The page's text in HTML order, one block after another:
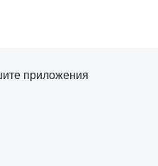
приложения